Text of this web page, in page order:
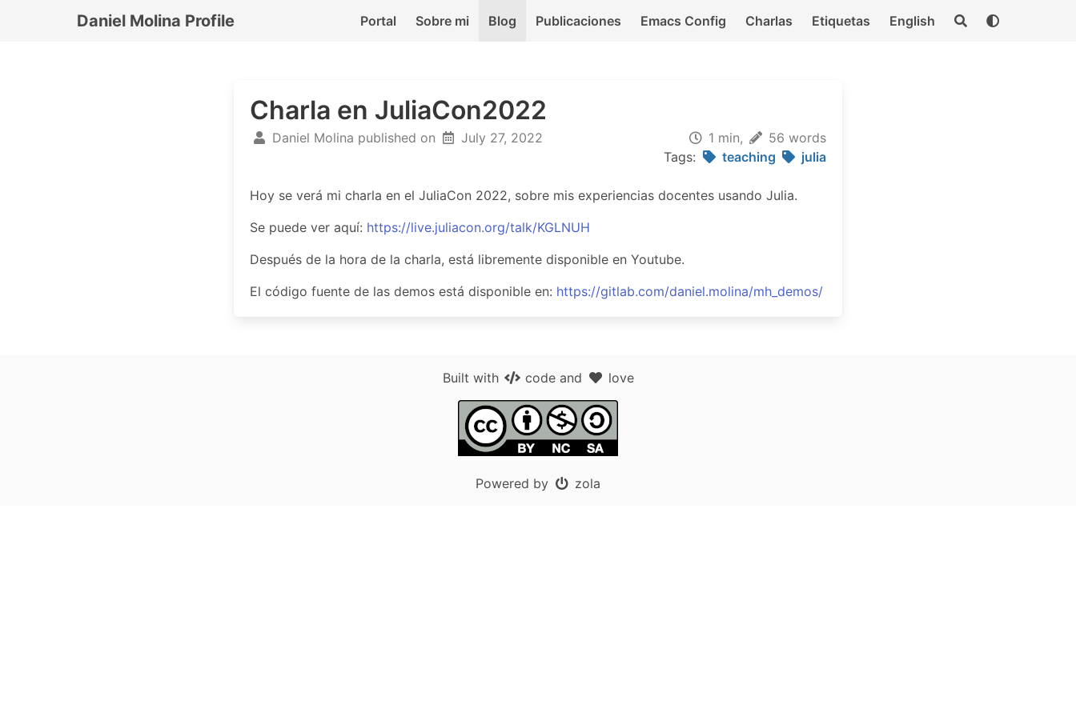
Daniel Molina Profile Portal Sobre mi Blog Publicaciones Emacs Config Charlas Etiquetas English
Charla en JuliaCon2022
Daniel Molina published on July 27, 2022 1 min,
56 words
Tags:
teaching julia
Hoy se verá mi charla en el JuliaCon 2022, sobre mis experiencias docentes usando Julia.
Se puede ver aquí: https://live.juliacon.org/talk/KGLNUH
Después de la hora de la charla, está libremente disponible en Youtube.
El código fuente de las demos está disponible en: https://gitlab.com/daniel.molina/mh_demos/
Built with codeand love
Powered by zola